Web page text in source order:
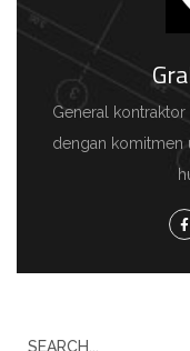
General
dengan komitmen